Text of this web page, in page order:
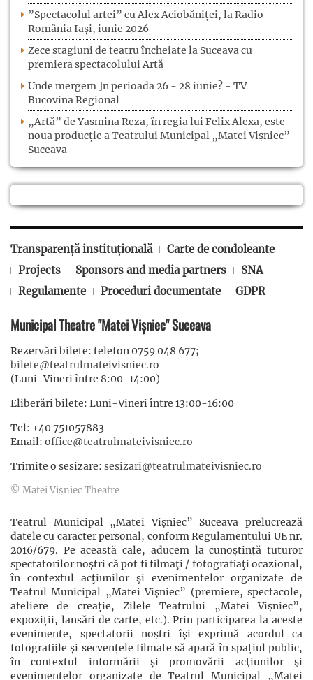
”Spectacolul artei” cu Alex Aciobăniței, la Radio
România Iași, iunie 2026
Zece stagiuni de teatru încheiate la Suceava cu
premiera spectacolului Artă
Unde mergem ]n perioada 26 - 28 iunie? - TV
Bucovina Regional
„Artă” de Yasmina Reza, în regia lui Felix Alexa, este
noua producție a Teatrului Municipal „Matei Vișniec”
Suceava
Transparență instituțională
Carte de condoleante
Projects
Sponsors and media partners
SNA
Regulamente
Proceduri documentate GDPR
Municipal Theatre "Matei Vișniec" Suceava
Rezervări bilete: telefon 0759 048 677;
bilete@teatrulmateivisniec.ro
(Luni-Vineri între 8:00-14:00)
Eliberări bilete: Luni-Vineri între 13:00-16:00
Tel: +40 751057883
Email: office@teatrulmateivisniec.ro
Trimite o sesizare: sesizari@teatrulmateivisniec.ro
© Matei Vişniec Theatre
Teatrul Municipal „Matei Vișniec” Suceava prelucrează
datele cu caracter personal, conform Regulamentului UE nr.
2016/679. Pe această cale, aducem la cunoștință tuturor
spectatorilor noștri că pot fi filmaţi / fotografiaţi ocazional,
în contextul acţiunilor şi evenimentelor organizate de
Teatrul Municipal „Matei Vișniec” (premiere, spectacole,
ateliere de creație, Zilele Teatrului „Matei Vișniec”,
expoziții, lansări de carte, etc.). Prin participarea la aceste
evenimente, spectatorii noștri își exprimă acordul ca
fotografiile și secvențele filmate să apară în spațiul public,
în contextul informării și promovării acţiunilor şi
evenimentelor organizate de Teatrul Municipal „Matei